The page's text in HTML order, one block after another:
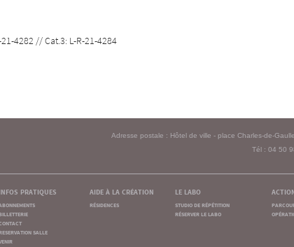
4282 // Cat.3: L-R-21-4284
Adresse postale : Hôtel de ville - place Charles-de-
Tél : 04 50
infos pratiques
salle
aide à la création
résidences
le labo
studio de répétition
réserver le labo